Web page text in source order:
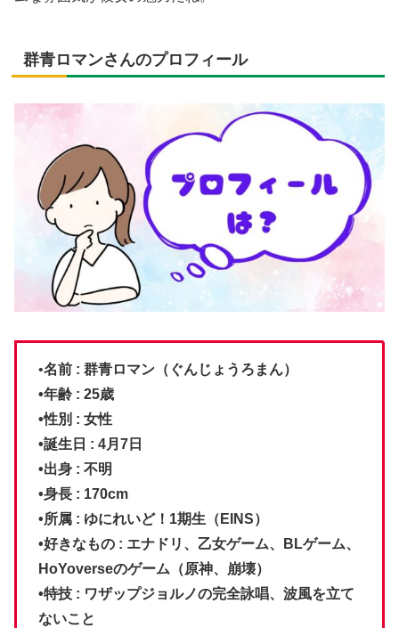
群青ロマンさんのプロフィール
•名前 : 群青ロマン（ぐんじょうろまん）
•年齢 : 25歳
•性別 : 女性
•誕生日 : 4月7日
•出身 : 不明
•身長 : 170cm
•所属 : ゆにれいど！1期生（EINS）
•好きなもの : エナドリ、乙女ゲーム、BLゲーム、
HoYoverseのゲーム（原神、崩壊）
•特技 : ワザップジョルノの完全詠唱、波風を立て
ないこと